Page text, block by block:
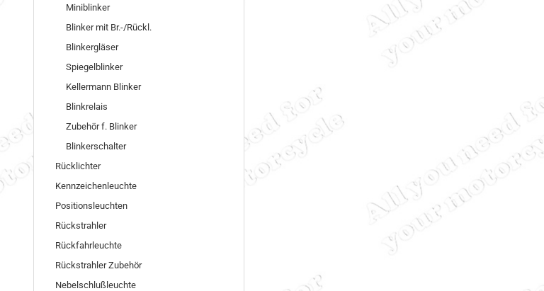
Miniblinker
Blinker mit Br.-/Rückl.
Blinkergläser
Spiegelblinker
Kellermann Blinker
Blinkrelais
Zubehör f. Blinker
Blinkerschalter
Rücklichter
Kennzeichenleuchte
Positionsleuchten
Rückstrahler
Rückfahrleuchte
Rückstrahler Zubehör
Nebelschlußleuchte